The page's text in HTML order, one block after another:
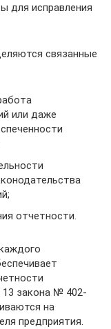
для исправления
связанные
или даже
отчетности.
13 закона № 402-
на
предприятия.